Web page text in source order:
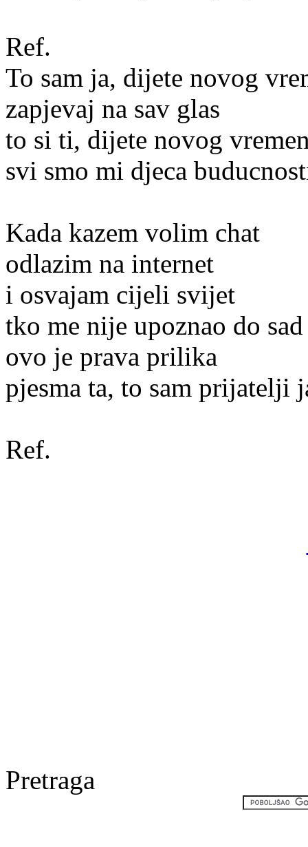
Ref.
To sam ja, dijete novog
zapjevaj na sav glas
to si ti, dijete novog
svi smo mi djeca
Kada kazem volim chat
odlazim na internet
i osvajam cijeli svijet
tko me nije upoznao do sad
ovo je prava prilika
pjesma ta, to sam prijatelji
Ref.
Pretraga